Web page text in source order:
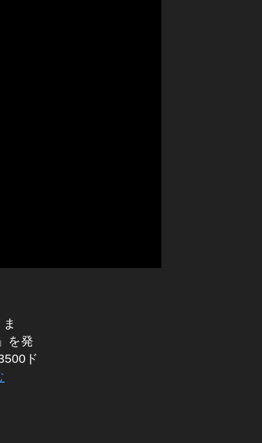
を発
ド